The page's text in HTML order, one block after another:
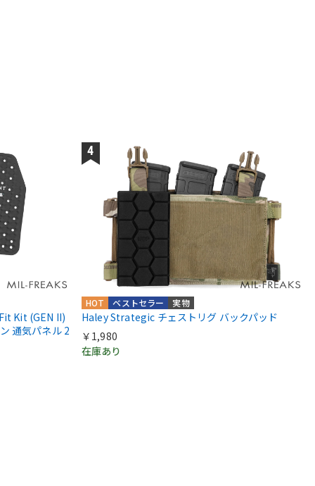
Kit (GEN II)
通気パネル 2
実物
ベストセラー
HOT
Haley Strategic チェストリグ バックパッド
￥1,980
在庫あり